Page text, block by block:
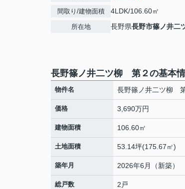
間取り/建物面積 4LDK/106.60㎡
所在地 長野県長野市篠ノ井二
長野篠ノ井二ツ柳 第２の基本
物件名 長野篠ノ井二ツ柳
価格 3,690万円
建物面積 106.60㎡
土地面積 53.14坪(175.67㎡)
築年月 2026年6月（新築）
総戸数 2戸